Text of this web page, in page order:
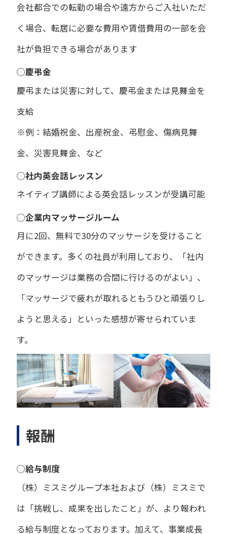
会社都合での転勤の場合や遠方からご入社いただ
く場合、転居に必要な費用や賃借費用の一部を会
社が負担できる場合があります
◯慶弔金
慶弔または災害に対して、慶弔金または見舞金を
支給
※例：結婚祝金、出産祝金、弔慰金、傷病見舞
金、災害見舞金、など
◯社内英会話レッスン
ネイティブ講師による英会話レッスンが受講可能
◯企業内マッサージルーム
月に2回、無料で30分のマッサージを受けること
ができます。多くの社員が利用しており、「社内
のマッサージは業務の合間に行けるのがよい」、
「マッサージで疲れが取れるともうひと頑張りし
ようと思える」といった感想が寄せられていま
す。
報酬
◯給与制度
（株）ミスミグループ本社および（株）ミスミで
は 「挑戦し、成果を出したこと」が、より報われ
る給与制度となっております。加えて、事業成長